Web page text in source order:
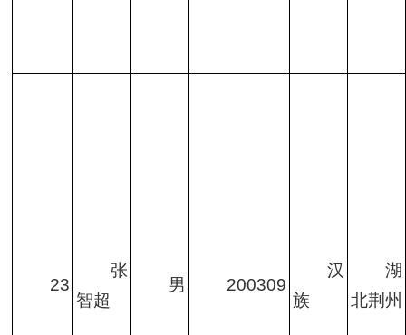
23
张
智超
男 200309
汉
族
湖
北荆州